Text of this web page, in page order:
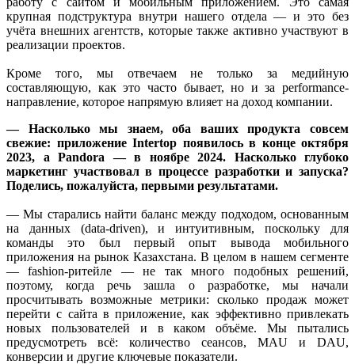
крупная подструктура внутри нашего отдела — и это без
учёта внешних агентств, которые также активно участвуют в
реализации проектов.
Кроме того, мы отвечаем не только за медийную
составляющую, как это часто бывает, но и за performance-
направление, которое напрямую влияет на доход компании.
— Насколько мы знаем, оба ваших продукта совсем
свежие: приложение Intertop появилось в конце октября
2023, а Pandora — в ноябре 2024. Насколько глубоко
маркетинг участвовал в процессе разработки и запуска?
Поделись, пожалуйста, первыми результатами.
— Мы старались найти баланс между подходом, основанным
на данных (data-driven), и интуитивным, поскольку для
команды это был первый опыт вывода мобильного
приложения на рынок Казахстана. В целом в нашем сегменте
— fashion-ритейле — не так много подобных решений,
поэтому, когда речь зашла о разработке, мы начали
просчитывать возможные метрики: сколько продаж может
перейти с сайта в приложение, как эффективно привлекать
новых пользователей и в каком объёме. Мы пытались
предусмотреть всё: количество сеансов, MAU и DAU,
конверсии и другие ключевые показатели.